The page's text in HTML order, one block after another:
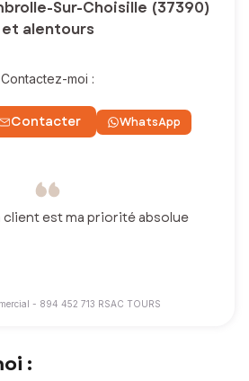
Sur-Choisille (37390)
et alentours
Contactez-moi :
Contacter WhatsApp
est ma priorité absolue
- 894 452 713 RSAC TOURS
: